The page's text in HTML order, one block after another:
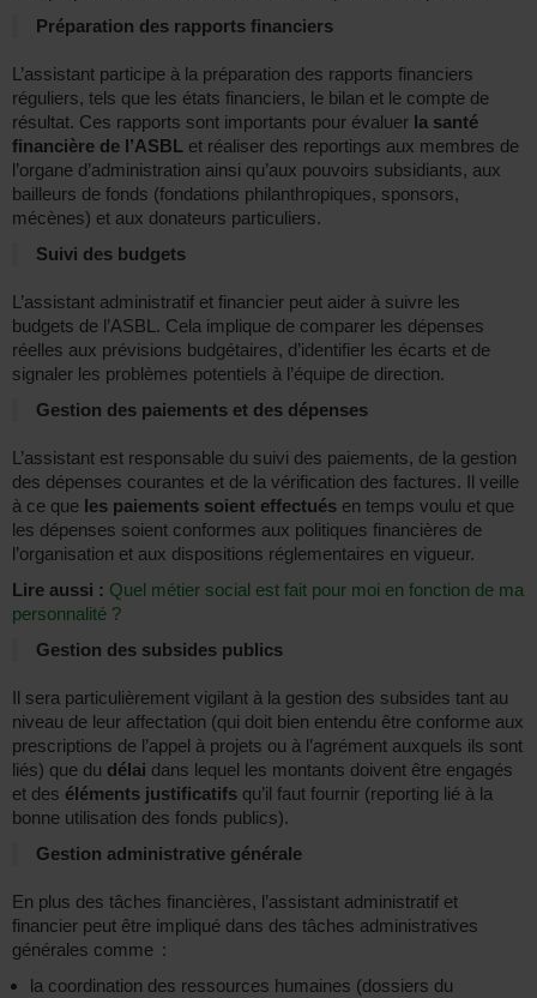
Préparation des rapports financiers
L’assistant participe à la préparation des rapports financiers
réguliers, tels que les états financiers, le bilan et le compte de
résultat. Ces rapports sont importants pour évaluer la santé
financière de l’ASBL et réaliser des reportings aux membres de
l’organe d’administration ainsi qu’aux pouvoirs subsidiants, aux
bailleurs de fonds (fondations philanthropiques, sponsors,
mécènes) et aux donateurs particuliers.
Suivi des budgets
L’assistant administratif et financier peut aider à suivre les
budgets de l’ASBL. Cela implique de comparer les dépenses
réelles aux prévisions budgétaires, d’identifier les écarts et de
signaler les problèmes potentiels à l’équipe de direction.
Gestion des paiements et des dépenses
L’assistant est responsable du suivi des paiements, de la gestion
des dépenses courantes et de la vérification des factures. Il veille
à ce que les paiements soient effectués en temps voulu et que
les dépenses soient conformes aux politiques financières de
l’organisation et aux dispositions réglementaires en vigueur.
Lire aussi : Quel métier social est fait pour moi en fonction de ma
personnalité ?
Gestion des subsides publics
Il sera particulièrement vigilant à la gestion des subsides tant au
niveau de leur affectation (qui doit bien entendu être conforme aux
prescriptions de l’appel à projets ou à l’agrément auxquels ils sont
liés) que du délai dans lequel les montants doivent être engagés
et des éléments justificatifs qu’il faut fournir (reporting lié à la
bonne utilisation des fonds publics).
Gestion administrative générale
En plus des tâches financières, l’assistant administratif et
financier peut être impliqué dans des tâches administratives
générales comme :
la coordination des ressources humaines (dossiers du